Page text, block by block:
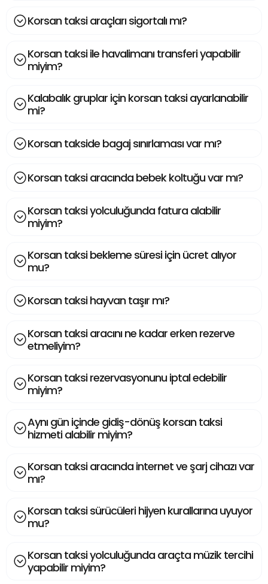
Korsan taksi araçları sigortalı mı?
Korsan taksi ile havalimanı transferi yapabilir
miyim?
Kalabalık gruplar için korsan taksi ayarlanabilir
mi?
Korsan takside bagaj sınırlaması var mı?
Korsan taksi aracında bebek koltuğu var mı?
Korsan taksi yolculuğunda fatura alabilir
miyim?
Korsan taksi bekleme süresi için ücret alıyor
mu?
Korsan taksi hayvan taşır mı?
Korsan taksi aracını ne kadar erken rezerve
etmeliyim?
Korsan taksi rezervasyonunu iptal edebilir
miyim?
Aynı gün içinde gidiş-dönüş korsan taksi
hizmeti alabilir miyim?
Korsan taksi aracında internet ve şarj cihazı var
mı?
Korsan taksi sürücüleri hijyen kurallarına uyuyor
mu?
Korsan taksi yolculuğunda araçta müzik tercihi
yapabilir miyim?